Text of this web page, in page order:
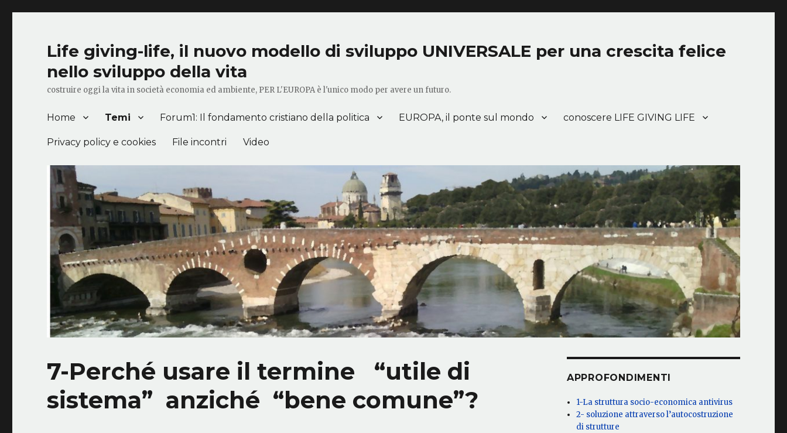
Life giving-life, il nuovo modello di sviluppo UNIVERSALE per una crescita felice
nello sviluppo della vita
costruire oggi la vita in società economia ed ambiente, PER L'EUROPA è l'unico modo per avere un futuro.
Home Temi Forum1: Il fondamento cristiano della politica EUROPA, il ponte sul mondo conoscere LIFE GIVING LIFE
Privacy policy e cookies File incontri Video
7-Perché usare il termine “utile di
sistema” anziché “bene comune”?
APPROFONDIMENTI
1-La struttura socio-economica antivirus
2- soluzione attraverso l’autocostruzione
di strutture